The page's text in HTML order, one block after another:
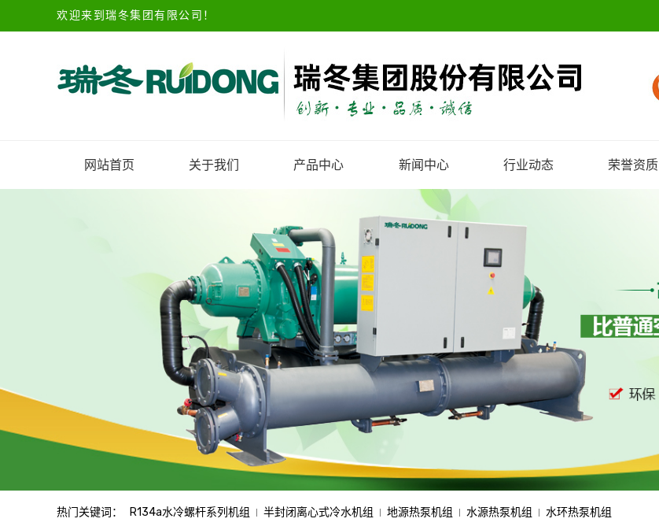
欢迎来到瑞冬集团有限公司！
网站首页 关于我们 产品中心 新闻中心 行业动态 荣誉资质
热门关键词： R134a水冷螺杆系列机组 半封闭离心式冷水机组 地源热泵机组 水源热泵机组 水环热泵机组